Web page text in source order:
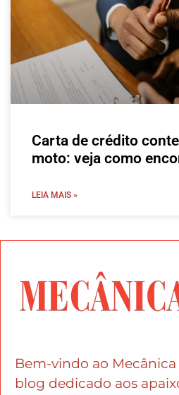
Carta de crédito
moto: veja como
LEIA MAIS »
Bem-vindo ao
blog dedicado aos